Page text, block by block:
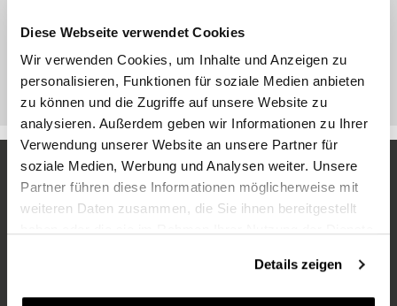
Diese Webseite verwendet Cookies
Wir verwenden Cookies, um Inhalte und Anzeigen zu
personalisieren, Funktionen für soziale Medien anbieten
zu können und die Zugriffe auf unsere Website zu
analysieren. Außerdem geben wir Informationen zu Ihrer
Verwendung unserer Website an unsere Partner für
soziale Medien, Werbung und Analysen weiter. Unsere
Partner führen diese Informationen möglicherweise mit
weiteren Daten zusammen, die Sie ihnen bereitgestellt
Details zeigen
RF